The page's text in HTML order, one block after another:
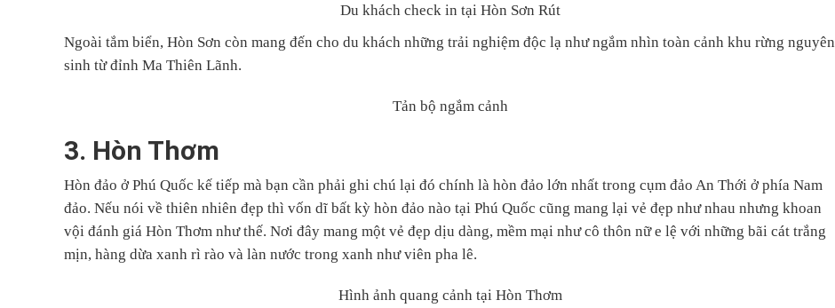
Du khách check in tại Hòn Sơn Rút
Ngoài tắm biển, Hòn Sơn còn mang đến cho du khách những trải nghiệm độc lạ như ngắm nhìn toàn cảnh khu rừng nguyên
sinh từ đỉnh Ma Thiên Lãnh.
Tản bộ ngắm cảnh
3. Hòn Thơm
Hòn đảo ở Phú Quốc kế tiếp mà bạn cần phải ghi chú lại đó chính là hòn đảo lớn nhất trong cụm đảo An Thới ở phía Nam
đảo. Nếu nói về thiên nhiên đẹp thì vốn dĩ bất kỳ hòn đảo nào tại Phú Quốc cũng mang lại vẻ đẹp như nhau nhưng khoan
vội đánh giá Hòn Thơm như thế. Nơi đây mang một vẻ đẹp dịu dàng, mềm mại như cô thôn nữ e lệ với những bãi cát trắng
mịn, hàng dừa xanh rì rào và làn nước trong xanh như viên pha lê.
Hình ảnh quang cảnh tại Hòn Thơm